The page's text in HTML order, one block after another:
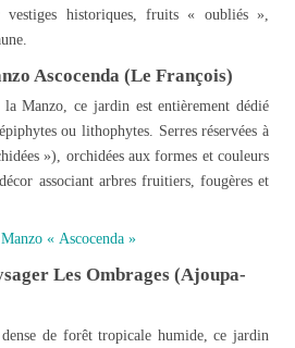
vestiges historiques, fruits « oubliés »,
Ascocenda (Le François)
Manzo, ce jardin est entièrement dédié
ou lithophytes. Serres réservées à
»), orchidées aux formes et couleurs
associant arbres fruitiers, fougères et
« Ascocenda »
Les Ombrages (Ajoupa-
de forêt tropicale humide, ce jardin